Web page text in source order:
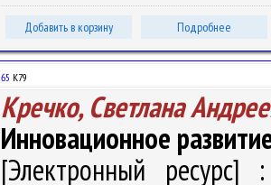
Добавить в корзину Подробнее
65 К79
Кречко, Светлана
Инновационное
[Электронный ресурс]